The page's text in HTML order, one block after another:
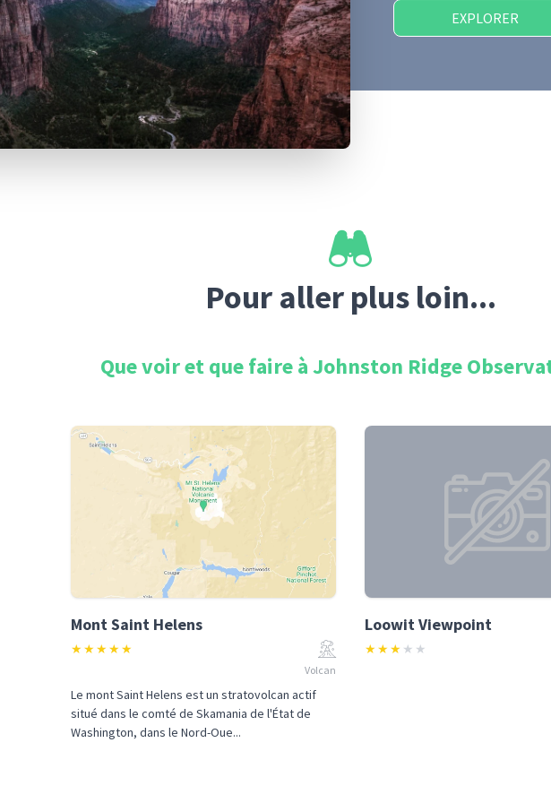
EXPLORER
Pour aller plus loin...
Que voir et que faire àJohnston Ridge
Mont Saint Helens
★★★★★
Volcan
Le mont Saint Helens est un stratovolcan actif
situé dans le comté de Skamania de l'État de
Washington, dans le Nord-Oue...
Loowit Viewpoint
★★★ ★ ★